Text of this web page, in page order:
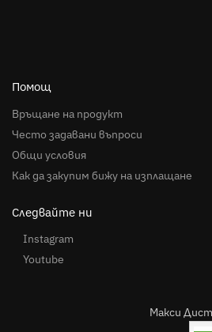
Помощ
Връщане на продукт
Често задавани въпроси
Общи условия
Как да закупим бижу на изплащане
Следвайте ни
Instagram
Youtube
Макси